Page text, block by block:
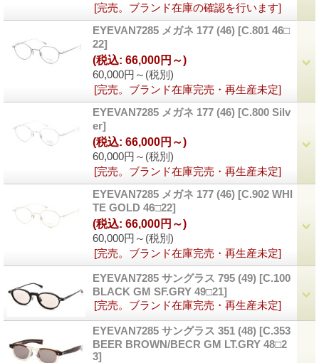
[完売。ブランド在庫の確認を行います]
EYEVAN7285 メガネ 177 (46) [C.801 46□
22]
60,000円～ (税別)
(税込: 66,000円～)
[完売。ブランド在庫完売・再生産未定]
EYEVAN7285 メガネ 177 (46) [C.800 Silv
er]
60,000円～ (税別)
(税込: 66,000円～)
[完売。ブランド在庫完売・再生産未定]
EYEVAN7285 メガネ 177 (46) [C.902 WHI
TE GOLD 46□22]
60,000円～ (税別)
(税込: 66,000円～)
[完売。ブランド在庫完売・再生産未定]
EYEVAN7285 サングラス 795 (49) [C.100
BLACK GM SF.GRY 49□21]
[完売。ブランド在庫完売・再生産未定]
EYEVAN7285 サングラス 351 (48) [C.353
BEER BROWN/BECR GM LT.GRY 48□2
3]